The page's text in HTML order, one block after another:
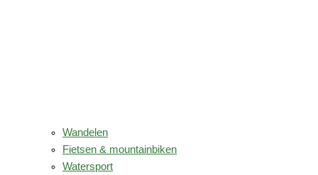
Wandelen
Fietsen & mountainbiken
Watersport